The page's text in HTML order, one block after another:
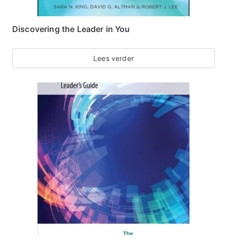
Discovering the Leader in You
Lees verder